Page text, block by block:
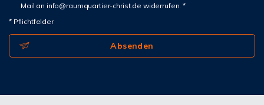
Mail an info@raumquartier-christ.de widerrufen. *
* Pflichtfelder
Absenden